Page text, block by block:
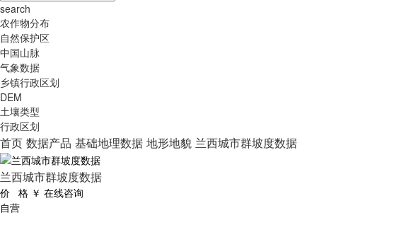
search
农作物分布
自然保护区
中国山脉
气象数据
乡镇行政区划
DEM
土壤类型
行政区划
首页 数据产品 基础地理数据 地形地貌 兰西城市群坡度数据
兰西城市群坡度数据
价 格 ￥ 在线咨询
自营